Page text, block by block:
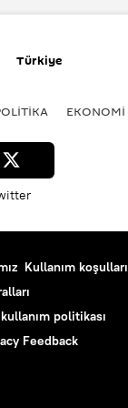
Çin
Türkiye
EKONOMİ
Kullanım koşulları
politikası
Feedback